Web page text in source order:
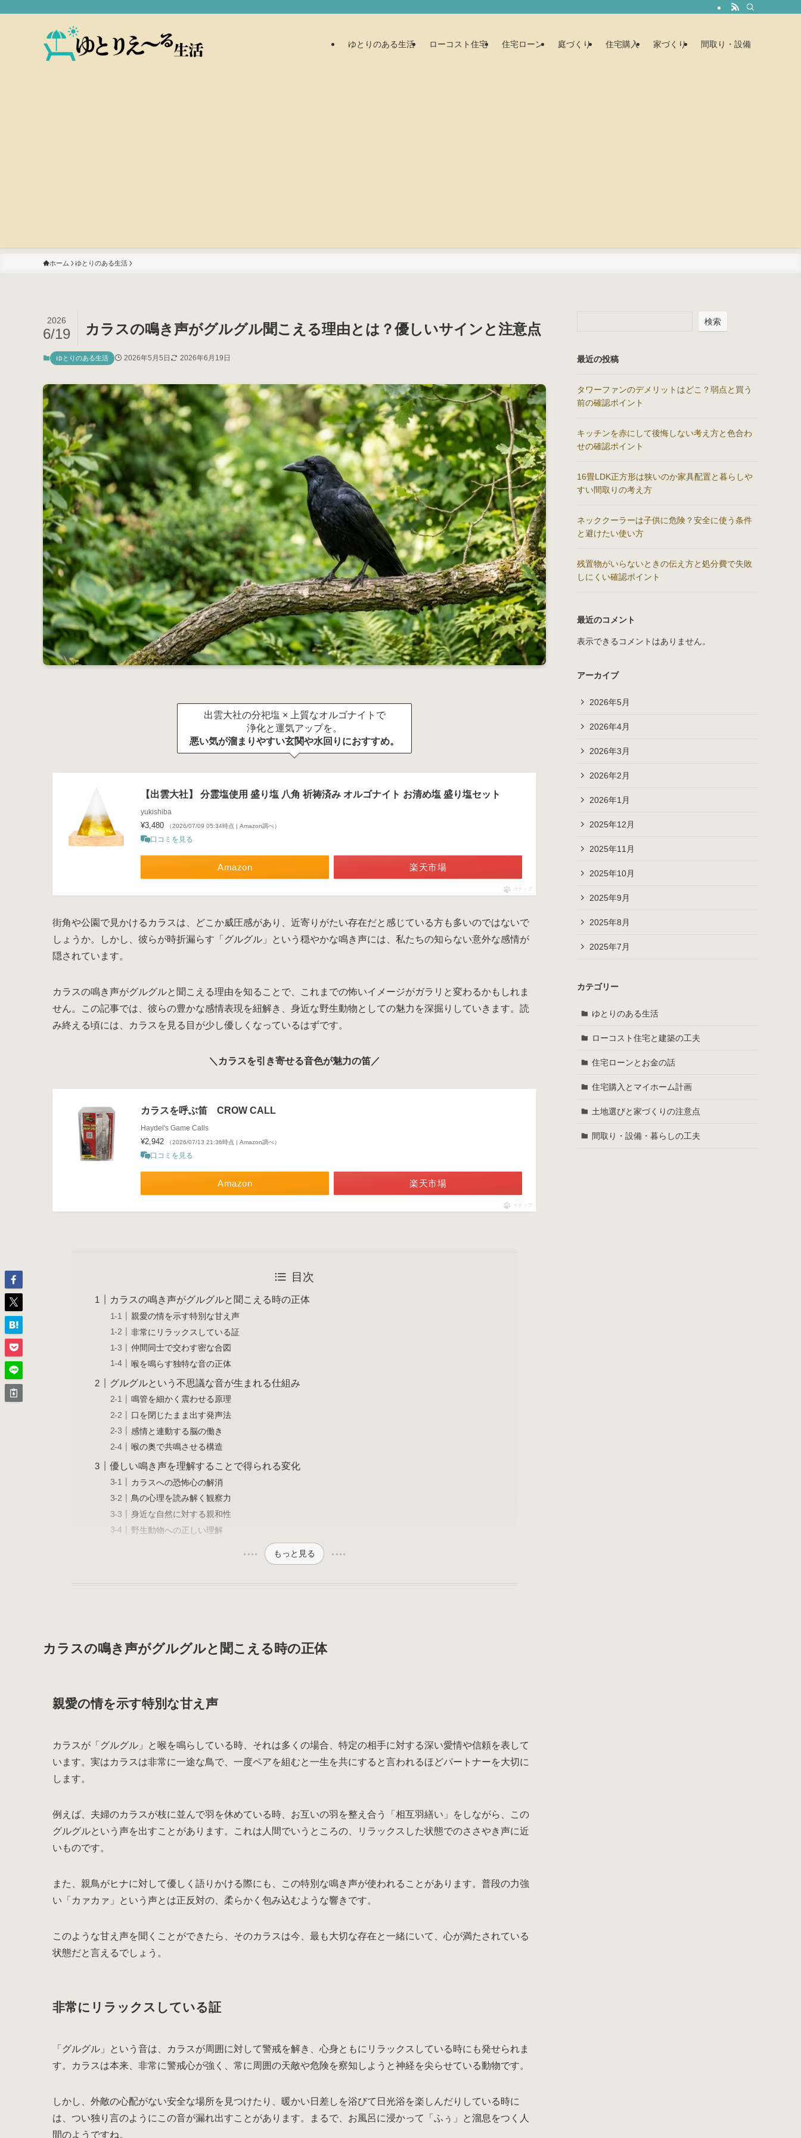
ゆとりのある生活 ローコスト住宅 住宅ローン 庭づくり 住宅購入 家づくり 間取り・設備
ホーム ゆとりのある生活
カラスの鳴き声がグルグル聞こえる理由とは？優しいサインと注意点
2026
6/19
ゆとりのある生活 2026年5月5日 2026年6月19日
出雲大社の分祀塩 × 上質なオルゴナイトで
浄化と運気アップを。
悪い気が溜まりやすい玄関や水回りにおすすめ。
【出雲大社】 分霊塩使用 盛り塩 八角 祈祷済み オルゴナイト お清め塩 盛り塩セット
yukishiba
¥3,480 （2026/07/09 05:34時点 | Amazon調べ）
口コミを見る
Amazon 楽天市場
ポチップ
街角や公園で見かけるカラスは、どこか威圧感があり、近寄りがたい存在だと感じている方も多いのではないで
しょうか。しかし、彼らが時折漏らす「グルグル」という穏やかな鳴き声には、私たちの知らない意外な感情が
隠されています。
カラスの鳴き声がグルグルと聞こえる理由を知ることで、これまでの怖いイメージがガラリと変わるかもしれま
せん。この記事では、彼らの豊かな感情表現を紐解き、身近な野生動物としての魅力を深掘りしていきます。読
み終える頃には、カラスを見る目が少し優しくなっているはずです。
＼カラスを引き寄せる音色が魅力の笛／
カラスを呼ぶ笛 CROW CALL
Haydel's Game Calls
¥2,942 （2026/07/13 21:36時点 | Amazon調べ）
口コミを見る
Amazon 楽天市場
ポチップ
目次
カラスの鳴き声がグルグルと聞こえる時の正体
親愛の情を示す特別な甘え声
非常にリラックスしている証
仲間同士で交わす密な合図
喉を鳴らす独特な音の正体
グルグルという不思議な音が生まれる仕組み
鳴管を細かく震わせる原理
口を閉じたまま出す発声法
感情と連動する脳の働き
喉の奥で共鳴させる構造
優しい鳴き声を理解することで得られる変化
カラスへの恐怖心の解消
鳥の心理を読み解く観察力
身近な自然に対する親和性
野生動物への正しい理解
もっと見る
カラスの鳴き声がグルグルと聞こえる時の正体
親愛の情を示す特別な甘え声
カラスが「グルグル」と喉を鳴らしている時、それは多くの場合、特定の相手に対する深い愛情や信頼を表して
います。実はカラスは非常に一途な鳥で、一度ペアを組むと一生を共にすると言われるほどパートナーを大切に
します。
例えば、夫婦のカラスが枝に並んで羽を休めている時、お互いの羽を整え合う「相互羽繕い」をしながら、この
グルグルという声を出すことがあります。これは人間でいうところの、リラックスした状態でのささやき声に近
いものです。
また、親鳥がヒナに対して優しく語りかける際にも、この特別な鳴き声が使われることがあります。普段の力強
い「カァカァ」という声とは正反対の、柔らかく包み込むような響きです。
このような甘え声を聞くことができたら、そのカラスは今、最も大切な存在と一緒にいて、心が満たされている
状態だと言えるでしょう。
非常にリラックスしている証
「グルグル」という音は、カラスが周囲に対して警戒を解き、心身ともにリラックスしている時にも発せられま
す。カラスは本来、非常に警戒心が強く、常に周囲の天敵や危険を察知しようと神経を尖らせている動物です。
しかし、外敵の心配がない安全な場所を見つけたり、暖かい日差しを浴びて日光浴を楽しんだりしている時に
は、つい独り言のようにこの音が漏れ出すことがあります。まるで、お風呂に浸かって「ふぅ」と溜息をつく人
間のようですね。
検索
最近の投稿
タワーファンのデメリットはどこ？弱点と買う
前の確認ポイント
キッチンを赤にして後悔しない考え方と色合わ
せの確認ポイント
16畳LDK正方形は狭いのか家具配置と暮らしや
すい間取りの考え方
ネッククーラーは子供に危険？安全に使う条件
と避けたい使い方
残置物がいらないときの伝え方と処分費で失敗
しにくい確認ポイント
最近のコメント
表示できるコメントはありません。
アーカイブ
2026年5月
2026年4月
2026年3月
2026年2月
2026年1月
2025年12月
2025年11月
2025年10月
2025年9月
2025年8月
2025年7月
カテゴリー
ゆとりのある生活
ローコスト住宅と建築の工夫
住宅ローンとお金の話
住宅購入とマイホーム計画
土地選びと家づくりの注意点
間取り・設備・暮らしの工夫